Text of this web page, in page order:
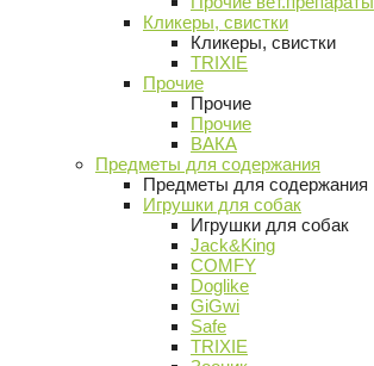
Кликеры, свистки
Кликеры, свистки
TRIXIE
Прочие
Прочие
Прочие
ВАКА
Предметы для содержания
Предметы для содержания
Игрушки для собак
Игрушки для собак
Jack&King
COMFY
Doglike
GiGwi
Safe
TRIXIE